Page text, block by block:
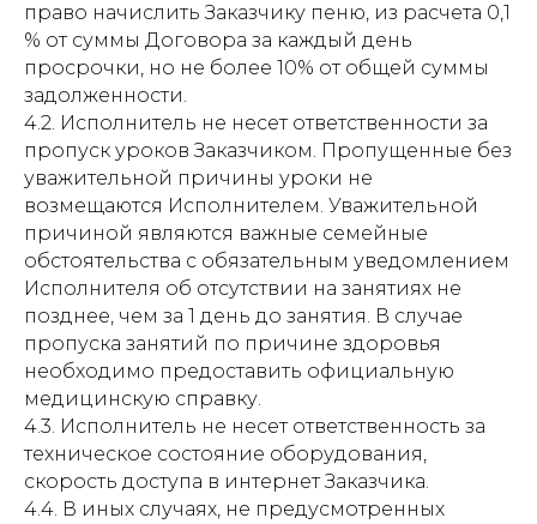
право начислить Заказчику пеню, из расчета 0,1
% от суммы Договора за каждый день
просрочки, но не более 10% от общей суммы
задолженности.
4.2. Исполнитель не несет ответственности за
пропуск уроков Заказчиком. Пропущенные без
уважительной причины уроки не
возмещаются Исполнителем. Уважительной
причиной являются важные семейные
обстоятельства с обязательным уведомлением
Исполнителя об отсутствии на занятиях не
позднее, чем за 1 день до занятия. В случае
пропуска занятий по причине здоровья
необходимо предоставить официальную
медицинскую справку.
4.3. Исполнитель не несет ответственность за
техническое состояние оборудования,
скорость доступа в интернет Заказчика.
4.4. В иных случаях, не предусмотренных